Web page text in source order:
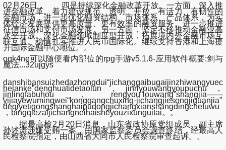
02月26日， 四是持续深化金融改革开放。一方面，深入推
进金融改革。着力建设规范、透明、开放、有活力、有韧性的
金融市场，进一步优化融资结构、市场体系、产品体系，为实
体经济发展提供更高质量、更有效率的融资服务。进一步推进
征信市场和支付市场发展。另一方面，坚定不移推动金融业高
水平开放。深化金融领域制度型开放，拓展境内外金融市场互
联互通。稳慎扎实推进人民币国际化。继续支持香港和上海提
升国际金融中心地位。。
oqk4ne可以随便看内部位的rpg手游v5.1.6-应用软件概要:剑与
魔法...32ujgys
danshibansuizhedazhongdui“jichanggaibugaijinzhiwangyuec
helanke”denghuatidetaolun，jinriyouwangyoupuchu，
jinlingfabuhou，rengyou“louwang”shangjia——
yijiayewumingwei“konggangchuxing·jichangjiesongjiguanjia”
deqiyetigongshanghaipudongjichangxianshangdingchefuwu
，bingqiezaijichangneihaisheyouzixunguitai。。
据最高检2月20日消息，山东省政协原党组成员、副主席
孙述涛涉嫌受贿一案，由国家监察委员会调查终结，经最高人
民检察院指定，由山西省大同市人民检察院审查起诉。。